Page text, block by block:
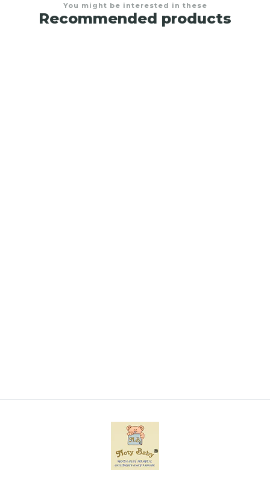
You might be interested in these
Recommended products